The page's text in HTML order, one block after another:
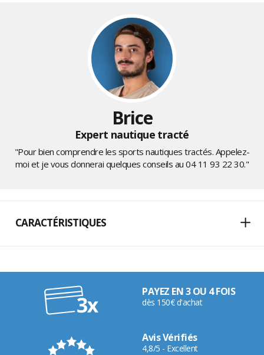
Brice
Expert nautique tracté
"Pour bien comprendre les sports nautiques tractés. Appelez-
moi et je vous donnerai quelques conseils au04 11 93 22 30."
CARACTÉRISTIQUES
PAYEZ EN 3 OU 4 FOIS
dès 150€ d'achat
Avis Vérifiés
4,8/5 - Excellent